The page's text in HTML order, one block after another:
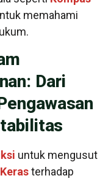
memahami
Dari
untuk mengusut
terhadap